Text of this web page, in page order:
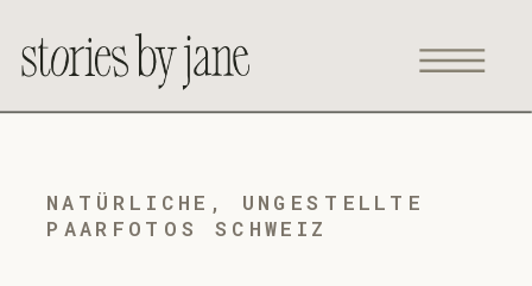
NATÜRLICHE, UNGESTELLTE
PAARFOTOS SCHWEIZ